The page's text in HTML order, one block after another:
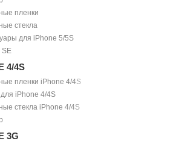
пленки
стекла
для iPhone 5/5S
SE
4/4S
пленки iPhone 4/4S
iPhone 4/4S
стекла iPhone 4/4S
3G